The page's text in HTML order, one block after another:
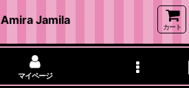
Amira Jamila
カート
マイページ